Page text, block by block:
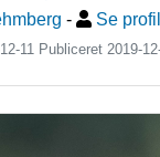
- Se profil
11 Publiceret 2019-